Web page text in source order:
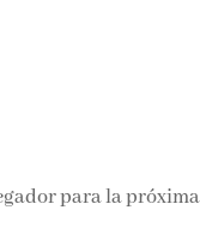
para la